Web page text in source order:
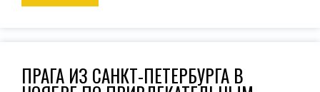
ПРАГА ИЗ САНКТ-ПЕТЕРБУРГА В